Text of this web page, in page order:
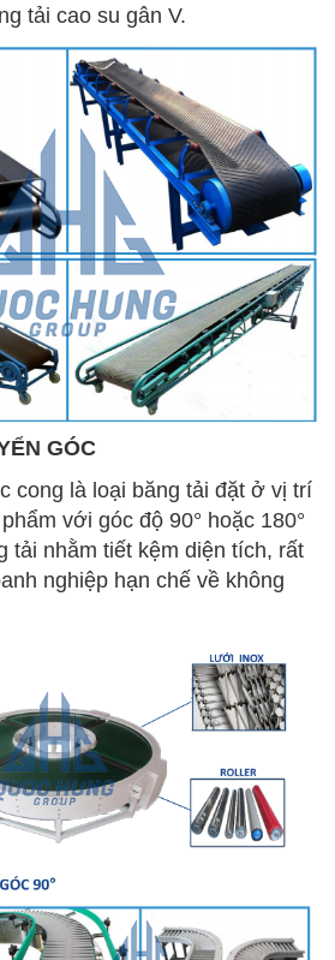
tải cao su gân V.
GÓC
cong là loại băng tải đặt ở vị trí
với góc độ 90° hoặc 180°
tải nhằm tiết kệm diện tích, rất
nghiệp hạn chế về không